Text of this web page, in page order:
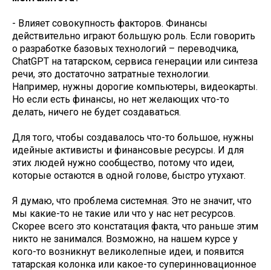
- Влияет совокупность факторов. Финансы
действительно играют большую роль. Если говорить
о разработке базовых технологий – переводчика,
ChatGPT на татарском, сервиса генерации или синтеза
речи, это достаточно затратные технологии.
Например, нужны дорогие компьютеры, видеокарты.
Но если есть финансы, но нет желающих что-то
делать, ничего не будет создаваться.
Для того, чтобы создавалось что-то большое, нужны
идейные активисты и финансовые ресурсы. И для
этих людей нужно сообщество, потому что идеи,
которые остаются в одной голове, быстро утухают.
Я думаю, что проблема системная. Это не значит, что
мы какие-то не такие или что у нас нет ресурсов.
Скорее всего это констатация факта, что раньше этим
никто не занимался. Возможно, на нашем курсе у
кого-то возникнут великолепные идеи, и появится
татарская колонка или какое-то суперинновационное